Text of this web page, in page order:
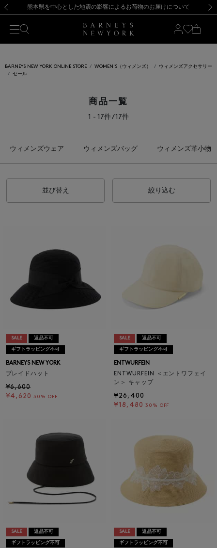
新規登録のお客様も対象！＜MY BARNEYS＞会員のお客様は11,000円（税込）以上のお買上げで常時送料無料！お買い物の際は会員登録を！
【夏季休業に伴う返品・交換承り一時停止のお知らせ】（2026.8.5）
熊本県を中心とした地震の影響によるお荷物のお届けについて
【開催中】SUMMER SALEのご案内・ご注意事項 新規登録のお客様も対象！＜MY BARNEYS＞会員のお客様は11,000円（税込）以上のお買上げで常時送料無料！お買い物の際は会員登録を！
【夏季休業に伴う返品・交換承り一時停止のお知らせ】（2026.8.5）
BARNEYS NEW YORK ONLINE STORE WOMEN'S（ウィメンズ）
ウィメンズアクセサリー
セール
商品一覧
1 - 17件 / 17件
ウィメンズウェア ウィメンズバッグ ウィメンズ革小物
並び替え 絞り込む
SALE 返品不可
ギフトラッピング不可
BARNEYS NEW YORK
ブレイドハット
¥6,600
¥4,620 30% OFF
SALE 返品不可
ギフトラッピング不可
ENTWURFEIN
ENTWURFEIN ＜エントワフェイ
ン＞ キャップ
¥26,400
¥18,480 30% OFF
SALE 返品不可
ギフトラッピング不可
SALE 返品不可
ギフトラッピング不可